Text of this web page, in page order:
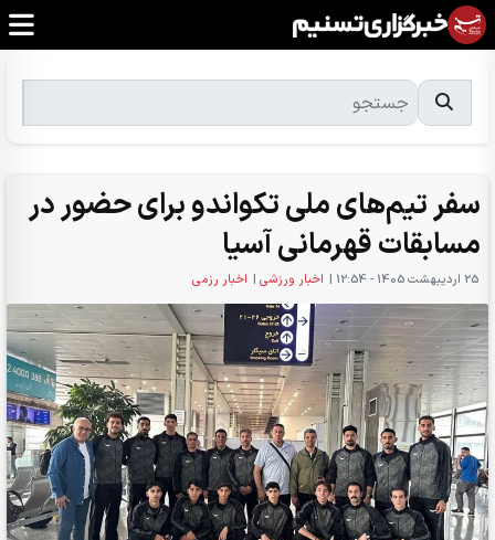
سفر تیم‌های ملی تکواندو برای حضور در
مسابقات قهرمانی آسیا
25 ارديبهشت 1405 - 12:54 | اخبار ورزشی | اخبار رزمی